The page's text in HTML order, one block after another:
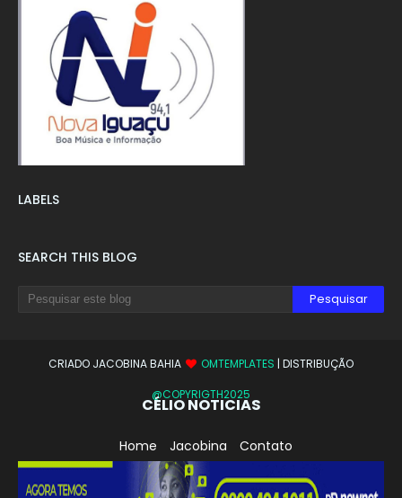
LABELS
SEARCH THIS BLOG
CRIADO JACOBINA BAHIA OMTEMPLATES | DISTRIBUÇÃO
@COPYRIGTH2025
CÉLIO NOTICIAS
Home Jacobina Contato